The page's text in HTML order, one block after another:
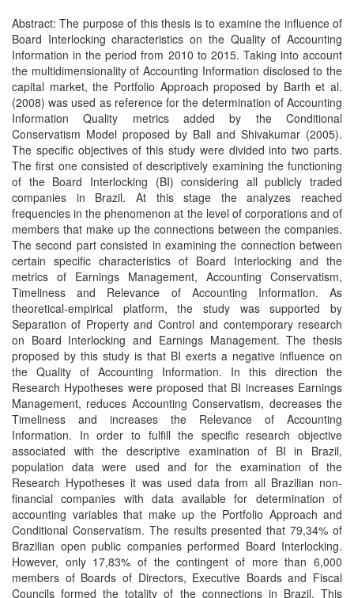
Abstract: The purpose of this thesis is to examine the influence of
Board Interlocking characteristics on the Quality of Accounting
Information in the period from 2010 to 2015. Taking into account
the multidimensionality of Accounting Information disclosed to the
capital market, the Portfolio Approach proposed by Barth et al.
(2008) was used as reference for the determination of Accounting
Information Quality metrics added by the Conditional
Conservatism Model proposed by Ball and Shivakumar (2005).
The specific objectives of this study were divided into two parts.
The first one consisted of descriptively examining the functioning
of the Board Interlocking (BI) considering all publicly traded
companies in Brazil. At this stage the analyzes reached
frequencies in the phenomenon at the level of corporations and of
members that make up the connections between the companies.
The second part consisted in examining the connection between
certain specific characteristics of Board Interlocking and the
metrics of Earnings Management, Accounting Conservatism,
Timeliness and Relevance of Accounting Information. As
theoretical-empirical platform, the study was supported by
Separation of Property and Control and contemporary research
on Board Interlocking and Earnings Management. The thesis
proposed by this study is that BI exerts a negative influence on
the Quality of Accounting Information. In this direction the
Research Hypotheses were proposed that BI increases Earnings
Management, reduces Accounting Conservatism, decreases the
Timeliness and increases the Relevance of Accounting
Information. In order to fulfill the specific research objective
associated with the descriptive examination of BI in Brazil,
population data were used and for the examination of the
Research Hypotheses it was used data from all Brazilian non-
financial companies with data available for determination of
accounting variables that make up the Portfolio Approach and
Conditional Conservatism. The results presented that 79,34% of
Brazilian open public companies performed Board Interlocking.
However, only 17,83% of the contingent of more than 6,000
members of Boards of Directors, Executive Boards and Fiscal
Councils formed the totality of the connections in Brazil. This